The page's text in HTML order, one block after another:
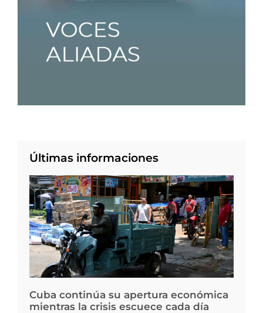
Últimas informaciones
Cuba continúa su apertura económica
mientras la crisis escuece cada día